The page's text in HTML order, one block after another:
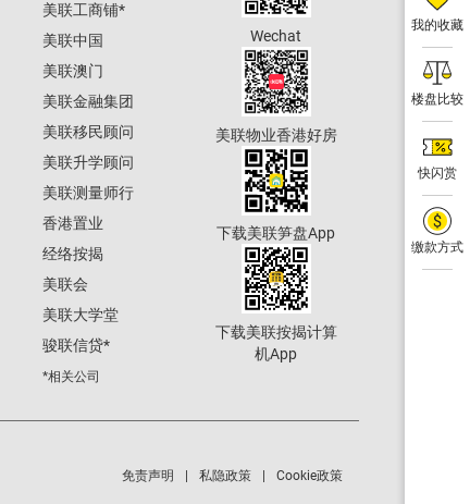
我的收藏
楼盘比较
快闪赏
缴款方式
美联工商铺*
美联中国
美联澳门
美联金融集团
美联移民顾问
美联升学顾问
美联测量师行
香港置业
经络按揭
美联会
美联大学堂
骏联信贷*
*相关公司
Wechat
美联物业香港好房
下载美联笋盘App
下载美联按揭计算
机App
免责声明 私隐政策 Cookie政策